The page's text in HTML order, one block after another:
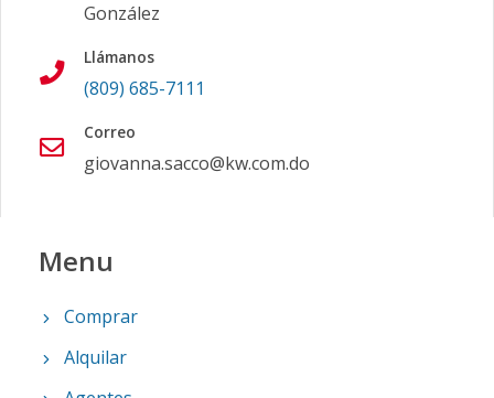
González
Llámanos
(809) 685-7111
Correo
giovanna.sacco@kw.com.do
Menu
Comprar
Alquilar